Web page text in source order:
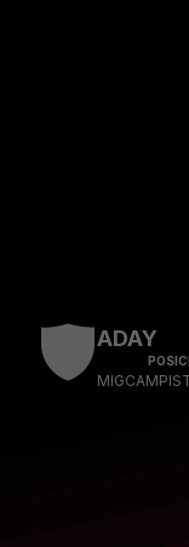
ADAY